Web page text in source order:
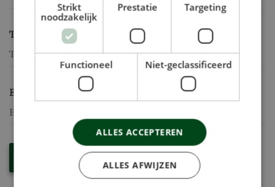
Telefoonnummer *
E-mailadres *
Strikt
noodzakelijk
Prestatie Targeting
Functioneel Niet-geclassificeerd
ALLES ACCEPTEREN
ALLES AFWIJZEN